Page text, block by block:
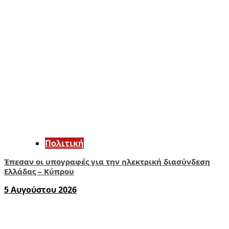
Πολιτική
Έπεσαν οι υπογραφές για την ηλεκτρική διασύνδεση
Ελλάδας – Κύπρου
5 Αυγούστου 2026